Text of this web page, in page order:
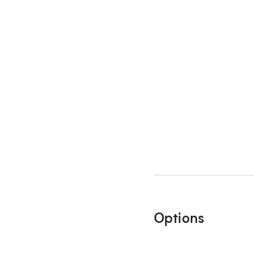
Options